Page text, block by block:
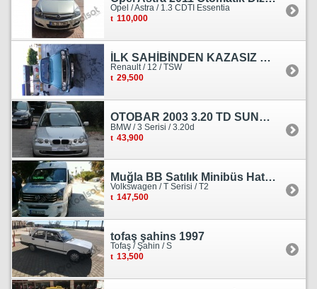
Opel / Astra / 1.3 CDTI Essentia
110,000
İLK SAHİBİNDEN KAZASIZ HASARSIZ BOYASIZ DEĞİŞENSİZ TAM ORJİNAL RENO
Renault / 12 / TSW
29,500
OTOBAR 2003 3.20 TD SUNROOF DERİ OTOMATİK DİZEL EMSALSİZ
BMW / 3 Serisi / 3.20d
43,900
Muğla BB Satılık Minibüs Hatı Volkswagen Crafter
Volkswagen / T Serisi / T2
147,500
tofaş şahins 1997
Tofaş / Şahin / S
13,500